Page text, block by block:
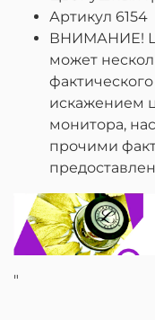
Артикул 6154
ВНИМАНИЕ!
может
искажением
монитора,
прочими
"